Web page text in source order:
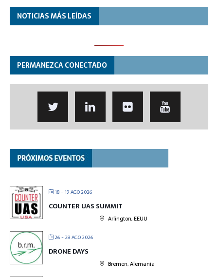
NOTICIAS MÁS LEÍDAS
PERMANEZCA CONECTADO
18 - 19 AGO 2026
COUNTER UAS SUMMIT
Arlington, EEUU
26 - 28 AGO 2026
DRONE DAYS
Bremen, Alemania